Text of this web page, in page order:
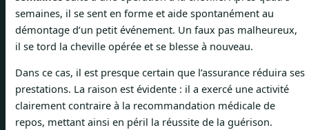
semaines, il se sent en forme et aide spontanément au
démontage d’un petit événement. Un faux pas malheureux,
il se tord la cheville opérée et se blesse à nouveau.
Dans ce cas, il est presque certain que l’assurance réduira ses
prestations. La raison est évidente : il a exercé une activité
clairement contraire à la recommandation médicale de
repos, mettant ainsi en péril la réussite de la guérison.